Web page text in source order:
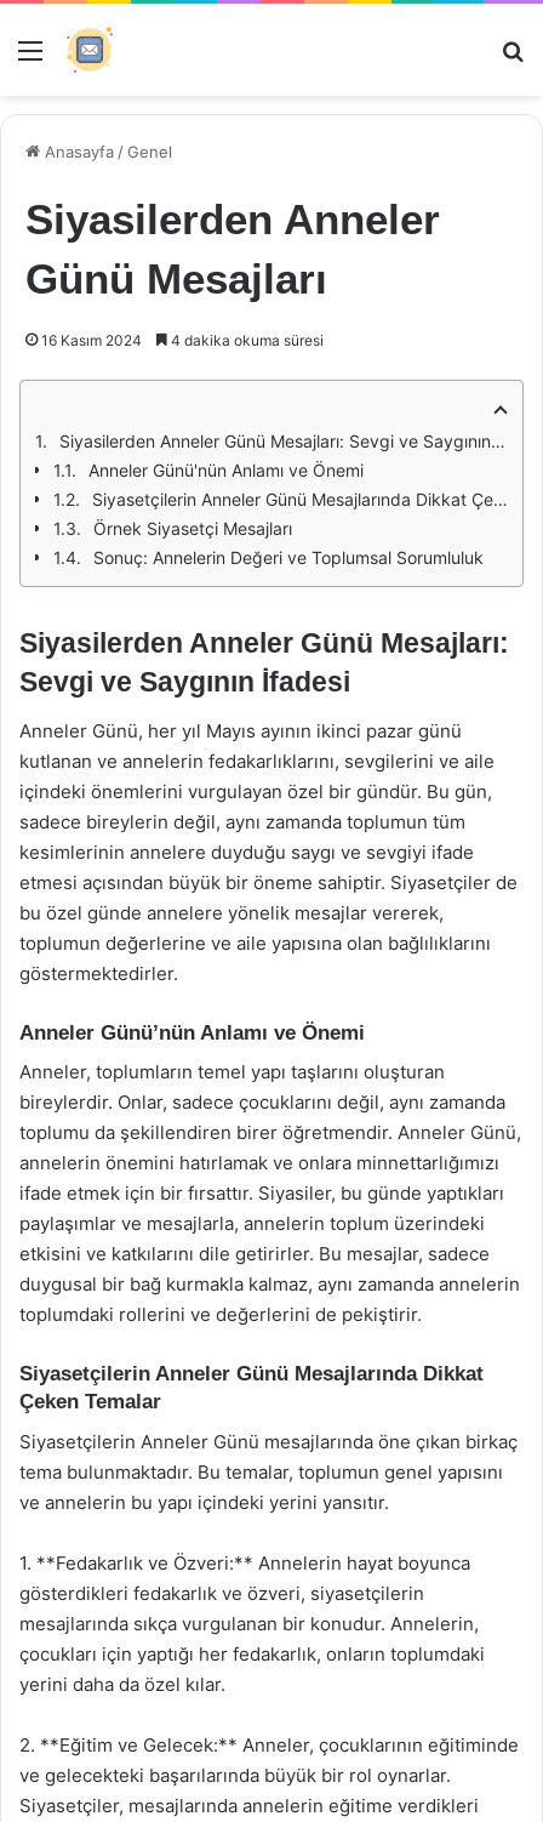
Menü
Anasayfa /Genel
Siyasilerden Anneler
Günü Mesajları
16 Kasım 2024 4 dakika okuma süresi
Siyasilerden Anneler Günü Mesajları: Sevgi ve Saygının İfadesi
Anneler Günü'nün Anlamı ve Önemi
Siyasetçilerin Anneler Günü Mesajlarında Dikkat Çeken Temalar
Örnek Siyasetçi Mesajları
Sonuç: Annelerin Değeri ve Toplumsal Sorumluluk
Siyasilerden Anneler Günü Mesajları:
Sevgi ve Saygının İfadesi
Anneler Günü, her yıl Mayıs ayının ikinci pazar günü
kutlanan ve annelerin fedakarlıklarını, sevgilerini ve aile
içindeki önemlerini vurgulayan özel bir gündür. Bu gün,
sadece bireylerin değil, aynı zamanda toplumun tüm
kesimlerinin annelere duyduğu saygı ve sevgiyi ifade
etmesi açısından büyük bir öneme sahiptir. Siyasetçiler de
bu özel günde annelere yönelik mesajlar vererek,
toplumun değerlerine ve aile yapısına olan bağlılıklarını
göstermektedirler.
Anneler Günü’nün Anlamı ve Önemi
Anneler, toplumların temel yapı taşlarını oluşturan
bireylerdir. Onlar, sadece çocuklarını değil, aynı zamanda
toplumu da şekillendiren birer öğretmendir. Anneler Günü,
annelerin önemini hatırlamak ve onlara minnettarlığımızı
ifade etmek için bir fırsattır. Siyasiler, bu günde yaptıkları
paylaşımlar ve mesajlarla, annelerin toplum üzerindeki
etkisini ve katkılarını dile getirirler. Bu mesajlar, sadece
duygusal bir bağ kurmakla kalmaz, aynı zamanda annelerin
toplumdaki rollerini ve değerlerini de pekiştirir.
Siyasetçilerin Anneler Günü Mesajlarında Dikkat
Çeken Temalar
Siyasetçilerin Anneler Günü mesajlarında öne çıkan birkaç
tema bulunmaktadır. Bu temalar, toplumun genel yapısını
ve annelerin bu yapı içindeki yerini yansıtır.
1. **Fedakarlık ve Özveri:** Annelerin hayat boyunca
gösterdikleri fedakarlık ve özveri, siyasetçilerin
mesajlarında sıkça vurgulanan bir konudur. Annelerin,
çocukları için yaptığı her fedakarlık, onların toplumdaki
yerini daha da özel kılar.
2. **Eğitim ve Gelecek:** Anneler, çocuklarının eğitiminde
ve gelecekteki başarılarında büyük bir rol oynarlar.
Siyasetçiler, mesajlarında annelerin eğitime verdikleri